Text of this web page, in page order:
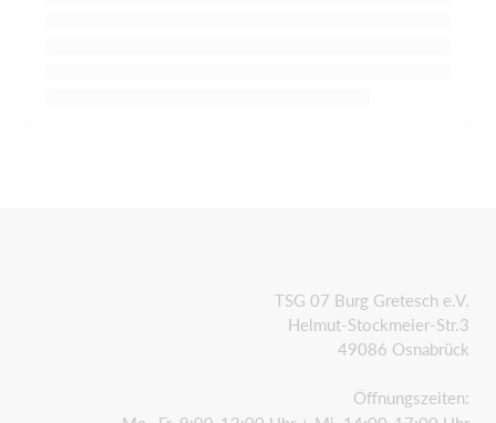
TSG 07 Burg Gretesch e.V.
Helmut-Stockmeier-Str.3
49086 Osnabrück
Öffnungszeiten: